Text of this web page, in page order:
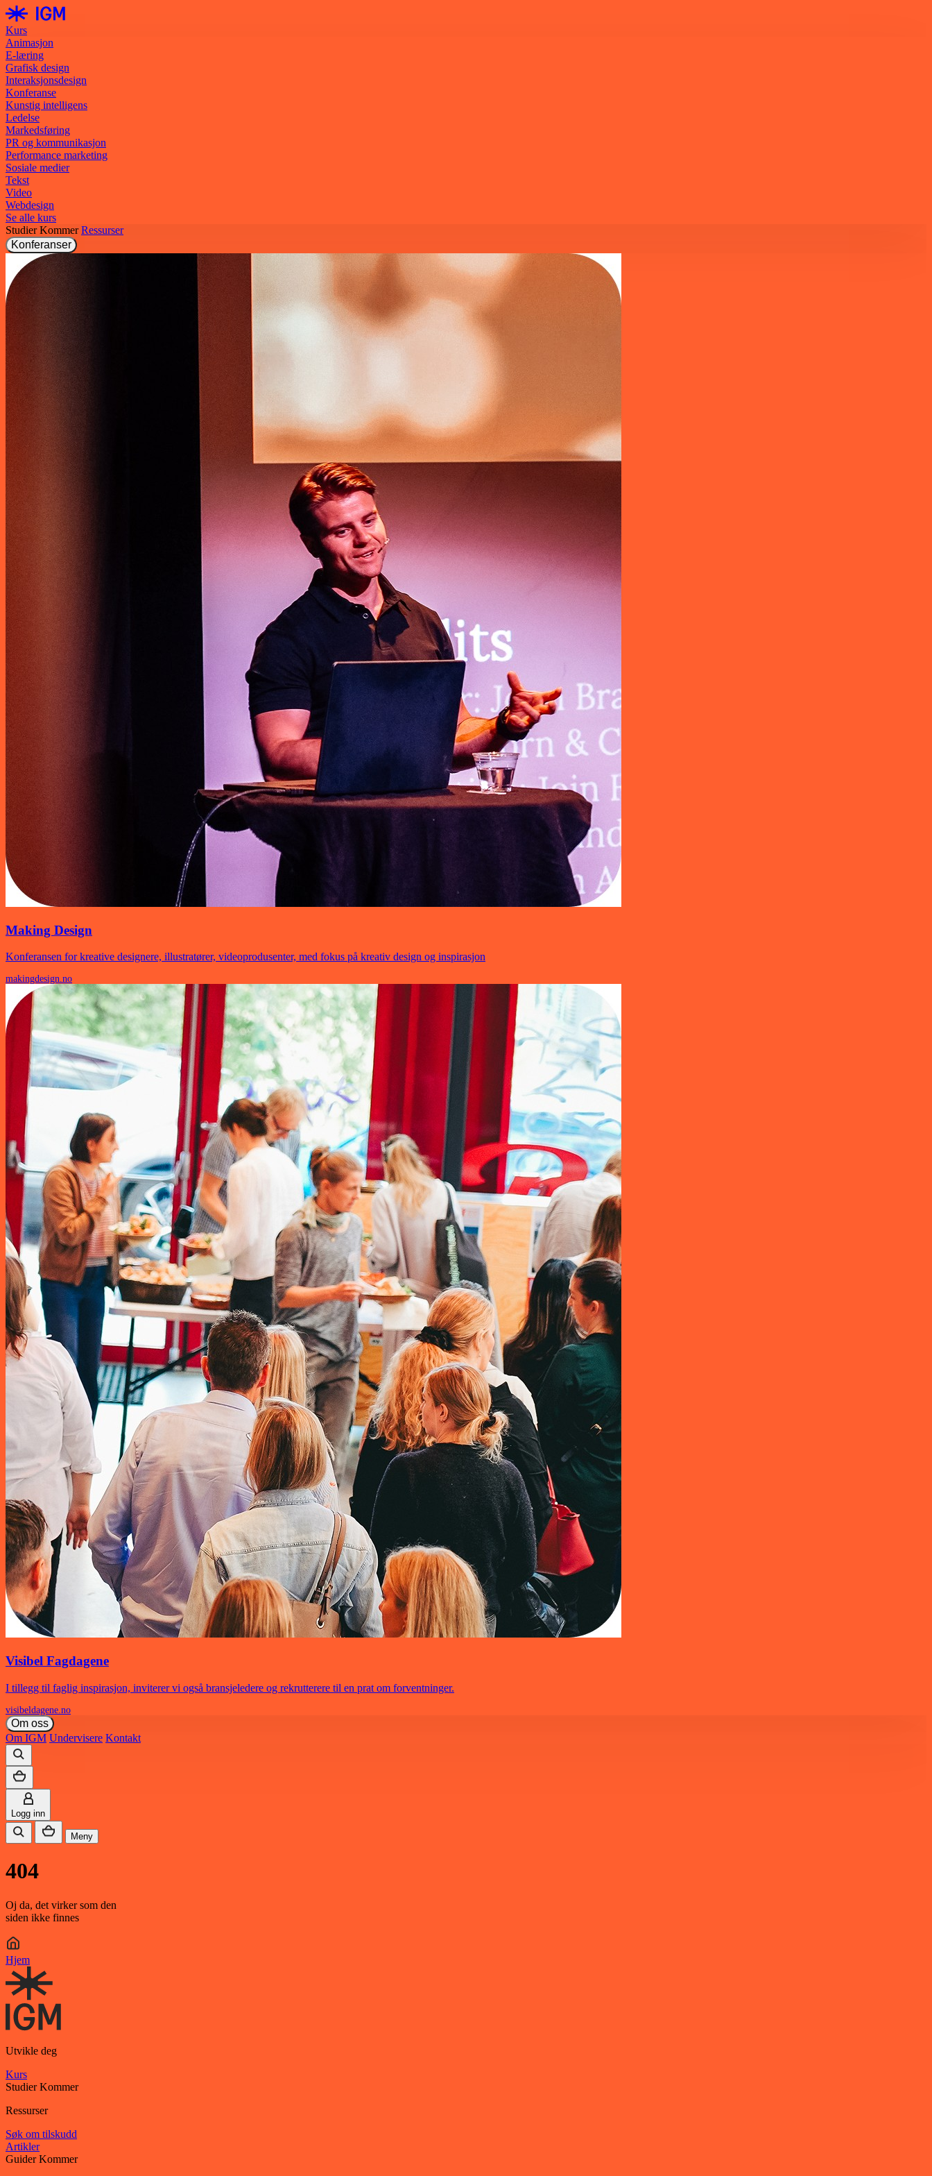
Kurs
Animasjon
E-læring
Grafisk design
Interaksjonsdesign
Konferanse
Kunstig intelligens
Ledelse
Markedsføring
PR og kommunikasjon
Performance marketing
Sosiale medier
Tekst
Video
Webdesign
Se alle kurs
StudierKommer Ressurser
Konferanser
Making Design
Konferansen for kreative designere, illustratører, videoprodusenter, med fokus på kreativ design og inspirasjon
makingdesign.no
Visibel Fagdagene
I tillegg til faglig inspirasjon, inviterer vi også bransjeledere og rekrutterere til en prat om forventninger.
visibeldagene.no
Om oss
Om IGM Undervisere Kontakt
Logg inn
Meny
404
Oj da, det virker som den
siden ikke finnes
Hjem
Utvikle deg
Kurs
StudierKommer
Ressurser
Søk om tilskudd
Artikler
GuiderKommer